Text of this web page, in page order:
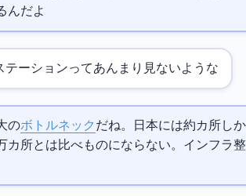
んだよ
テーションってあんまり見ないような…
のボトルネック だね。日本には約160カ所
カ所とは比べものにならない。インフラ